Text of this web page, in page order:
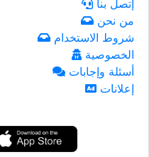
إتصل بنا
من نحن
شروط الاستخدام
الخصوصية
أسئلة وإجابات
إعلانات